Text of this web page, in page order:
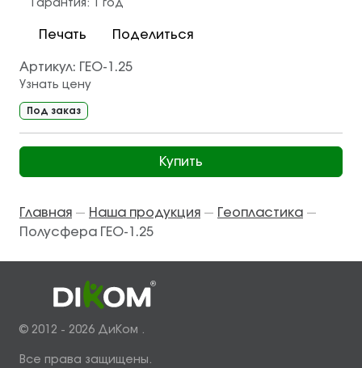
Гарантия:
1 год
Печать Поделиться
Артикул: ГЕО-1.25
Узнать цену
Под заказ
Купить
Главная — Наша продукция — Геопластика —
Полусфера ГЕО-1.25
© 2012 - 2026 ДиКом .
Все права защищены.